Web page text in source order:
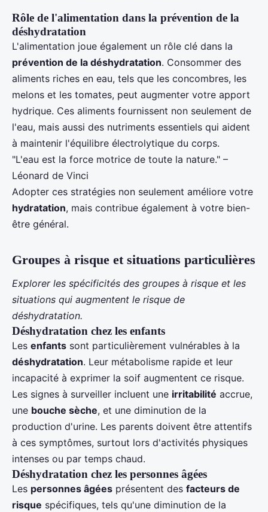
Rôle de l'alimentation dans la prévention de la
déshydratation
L'alimentation joue également un rôle clé dans la
prévention de la déshydratation. Consommer des
aliments riches en eau, tels que les concombres, les
melons et les tomates, peut augmenter votre apport
hydrique. Ces aliments fournissent non seulement de
l'eau, mais aussi des nutriments essentiels qui aident
à maintenir l'équilibre électrolytique du corps.
"L'eau est la force motrice de toute la nature." –
Léonard de Vinci
Adopter ces stratégies non seulement améliore votre
hydratation, mais contribue également à votre bien-
être général.
Groupes à risque et situations particulières
Explorer les spécificités des groupes à risque et les
situations qui augmentent le risque de
déshydratation.
Déshydratation chez les enfants
Les enfants sont particulièrement vulnérables à la
déshydratation. Leur métabolisme rapide et leur
incapacité à exprimer la soif augmentent ce risque.
Les signes à surveiller incluent une irritabilité accrue,
une bouche sèche, et une diminution de la
production d'urine. Les parents doivent être attentifs
à ces symptômes, surtout lors d'activités physiques
intenses ou par temps chaud.
Déshydratation chez les personnes âgées
Les personnes âgées présentent des facteurs de
risque spécifiques, tels qu'une diminution de la